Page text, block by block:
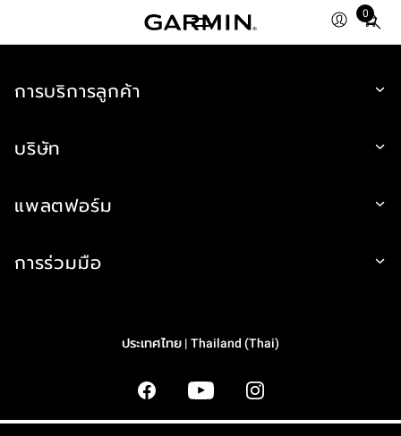
0
Total
items
cart:
การบริการลูกค้า
บริษัท
แพลตฟอร์ม
การร่วมมือ
ประเทศไทย | Thailand (Thai)